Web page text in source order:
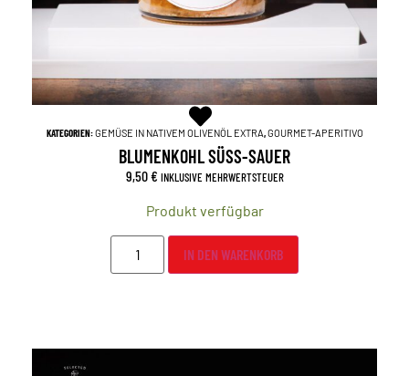
KATEGORIEN:GEMÜSE IN NATIVEM OLIVENÖL EXTRA,GOURMET-APERITIVO
BLUMENKOHL SÜSS-SAUER
9,50€ INKLUSIVE MEHRWERTSTEUER
Produkt verfügbar
IN DEN WARENKORB